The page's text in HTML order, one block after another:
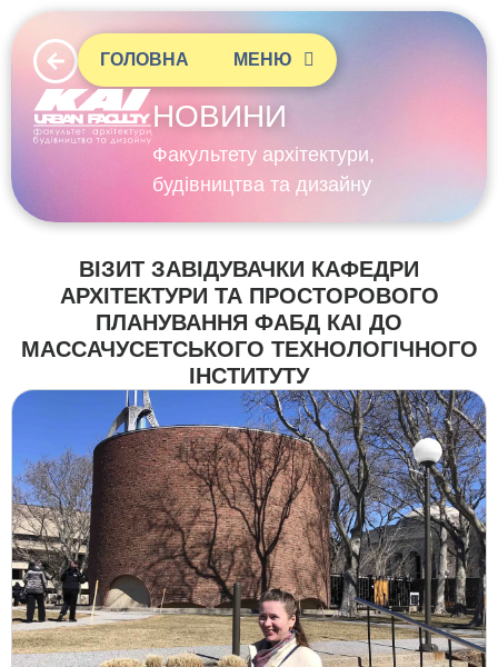
ГОЛОВНА МЕНЮ
НОВИНИ
Факультету архітектури,
будівництва та дизайну
ВІЗИТ ЗАВІДУВАЧКИ КАФЕДРИ
АРХІТЕКТУРИ ТА ПРОСТОРОВОГО
ПЛАНУВАННЯ ФАБД КАІ ДО
МАССАЧУСЕТСЬКОГО ТЕХНОЛОГІЧНОГО
ІНСТИТУТУ